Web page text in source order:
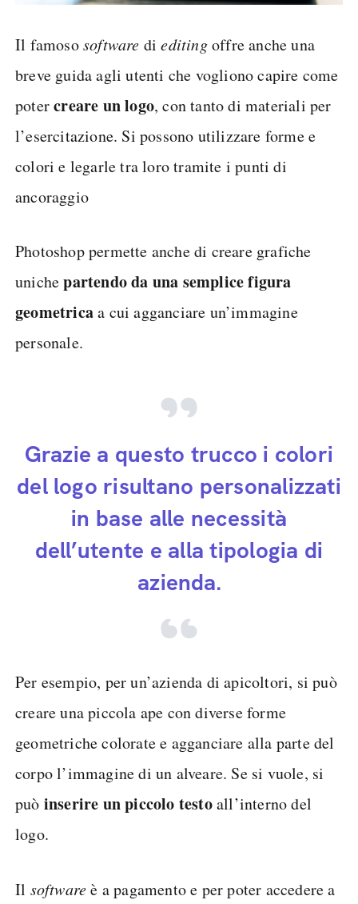
Il famososoftware dieditingoffre anche una
breve guida agli utenti che vogliono capire come
potercreare un logo, con tanto di materiali per
l’esercitazione. Si possono utilizzare forme e
colori e legarle tra loro tramite i punti di
ancoraggio
Photoshop permette anche di creare grafiche
unichepartendo da una semplice figura
geometricaa cui agganciare un’immagine
personale.
Grazie a questo trucco i colori
del logo risultano personalizzati
in base alle necessità
dell’utente e alla tipologia di
azienda.
Per esempio, per un’azienda di apicoltori, si può
creare una piccola ape con diverse forme
geometriche colorate e agganciare alla parte del
corpo l’immagine di un alveare. Se si vuole, si
può inserire un piccolo testoall’interno del
logo.
Il softwareè a pagamento e per poter accedere a